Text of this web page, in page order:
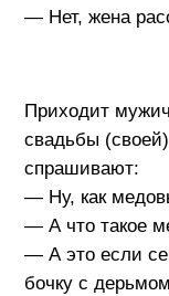
— Нет, жена
Приходит
свадьбы
спрашивают:
— Ну, как
— А что такое
— А это если
бочку с